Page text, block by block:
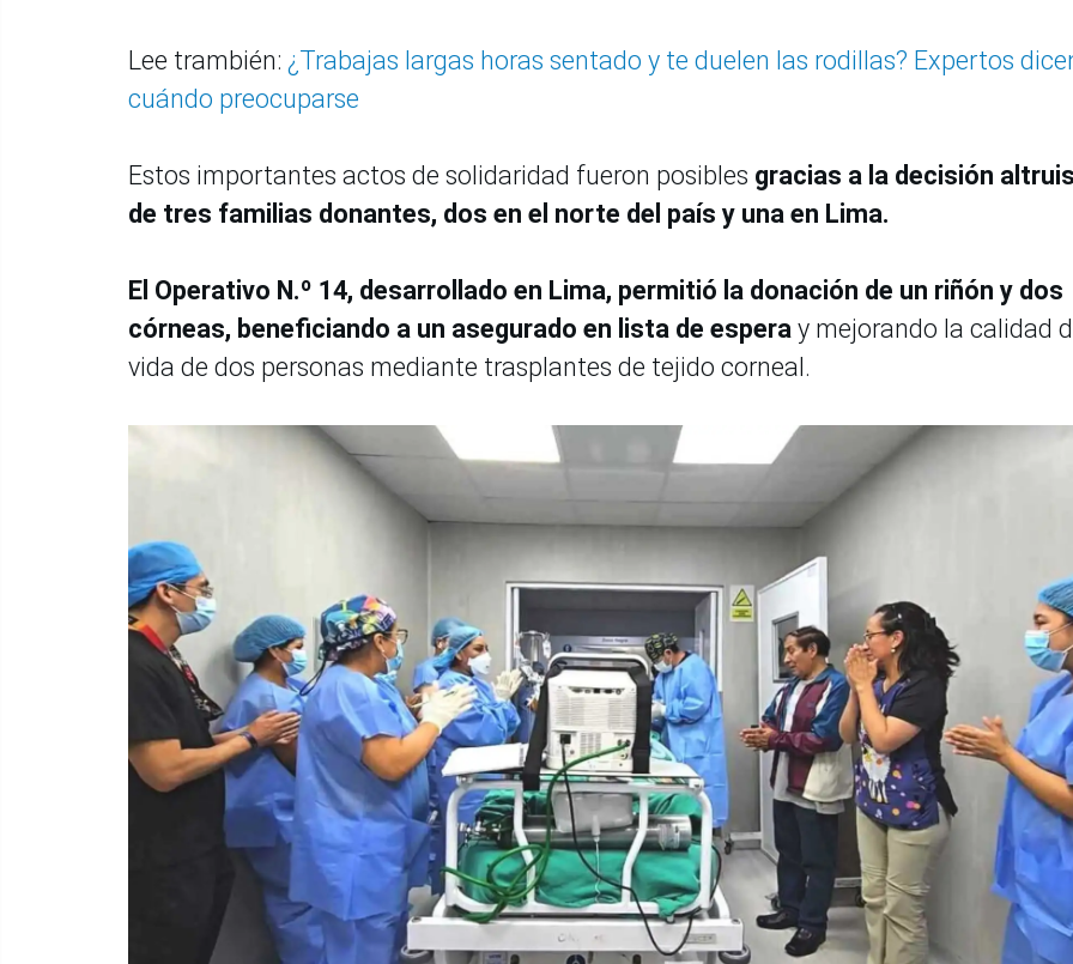
Lee trambién: ¿Trabajas largas horas sentado y te duelen las rodillas? Expertos
cuándo preocuparse
Estos importantes actos de solidaridad fueron posibles gracias a la decisión
de tres familias donantes, dos en el norte del país y una en Lima.
El Operativo N.º 14, desarrollado en Lima, permitió la donación de un riñón y dos
córneas, beneficiando a un asegurado en lista de espera y mejorando la calidad
vida de dos personas mediante trasplantes de tejido corneal.